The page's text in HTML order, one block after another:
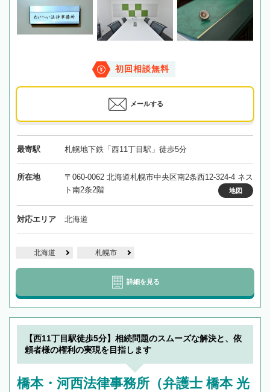
初回相談無料
メールする
最寄駅 札幌地下鉄「西11丁目駅」徒歩5分
所在地
〒060-0062 北海道札幌市中央区南2条西12-324-4 ネス
ト南2条2階
地図
対応エリア 北海道
北海道 札幌市
詳細を見る
【西11丁目駅徒歩5分】相続問題のスムーズな解決と、依
頼者様の権利の実現を目指します
橋本・河西法律事務所（弁護士 橋本 光